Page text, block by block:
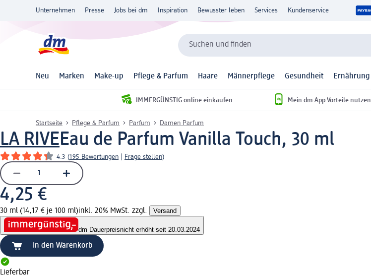
Unternehmen Presse Jobs bei dm Inspiration Bewusster leben Services Kundenservice
Suchen und finden
Neu Marken Make-up Pflege & Parfum Haare Männerpflege Gesundheit Ernährung
IMMERGÜNSTIG online einkaufen Mein dm-App Vorteile nutzen
Startseite Pflege & Parfum Parfum Damen Parfum
LA RIVEEau de Parfum Vanilla Touch, 30 ml
4.3 (195 Bewertungen Frage stellen)
4,25 €
30 ml (14,17 € je 100 ml)inkl. 20% MwSt. zzgl. Versand
dm Dauerpreisnicht erhöht seit 20.03.2024
In den Warenkorb
Lieferbar